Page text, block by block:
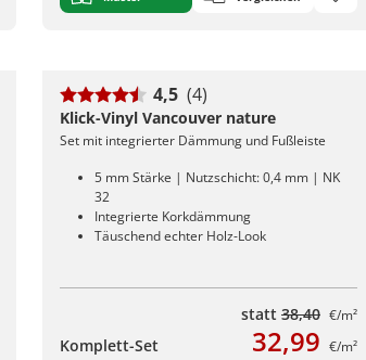
4,5 (4)
Klick-Vinyl Vancouver nature
Set mit integrierter Dämmung und Fußleiste
5 mm Stärke | Nutzschicht: 0,4 mm | NK
32
Integrierte Korkdämmung
Täuschend echter Holz-Look
statt 38,40 €/m²
Komplett-Set 32,99 €/m²